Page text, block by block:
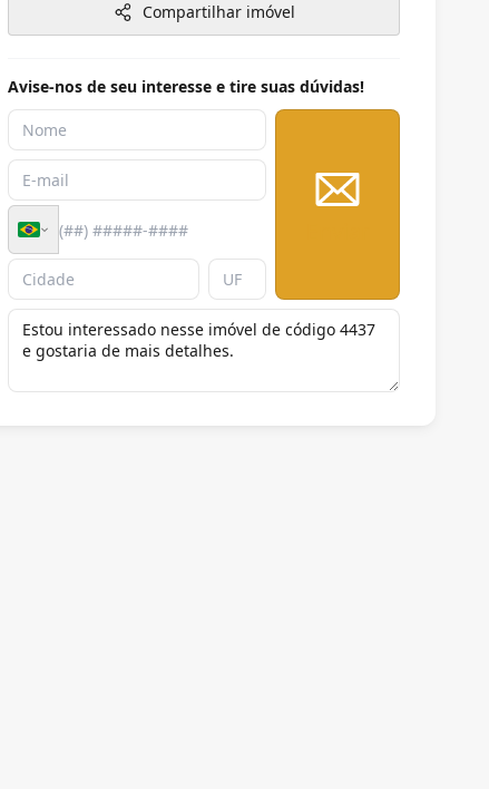
Compartilhar imóvel
Avise-nos de seu interesse e tire suas dúvidas!